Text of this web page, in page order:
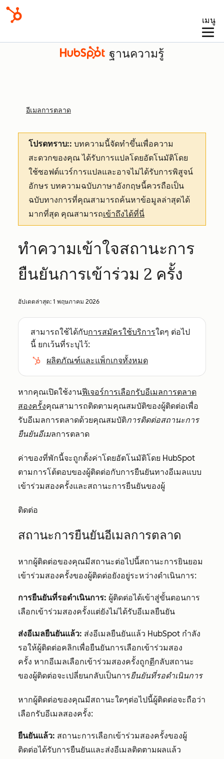
เมนู
ฐานความรู้
อีเมลการตลาด
โปรดทราบ:: บทความนี้จัดทำขึ้นเพื่อความ
สะดวกของคุณได้รับการแปลโดยอัตโนมัติโดย
ใช้ซอฟต์แวร์การแปลและอาจไม่ได้รับการพิสูจน์
อักษร บทความฉบับภาษาอังกฤษนี้ควรถือเป็น
ฉบับทางการที่คุณสามารถค้นหาข้อมูลล่าสุดได้
มากที่สุด คุณสามารถเข้าถึงได้ที่นี่
ทำความเข้าใจสถานะการ
ยืนยันการเข้าร่วม 2 ครั้ง
อัปเดตล่าสุด: 1 พฤษภาคม 2026
สามารถใช้ได้กับการสมัครใช้บริการใดๆ ต่อไป
นี้ ยกเว้นที่ระบุไว้:
ผลิตภัณฑ์และแพ็กเกจทั้งหมด
หากคุณเปิดใช้งานฟีเจอร์การเลือกรับอีเมลการตลาด
สองครั้งคุณสามารถติดตามคุณสมบัติของผู้ติดต่อเพื่อ
รับอีเมลการตลาดด้วยคุณสมบัติการติดต่อสถานะการ
ยืนยันอีเมลการตลาด
ค่าของที่พักนี้จะถูกตั้งค่าโดยอัตโนมัติโดย HubSpot
ตามการโต้ตอบของผู้ติดต่อกับการยืนยันทางอีเมลแบบ
เข้าร่วมสองครั้งและสถานะการยืนยันของผู้
ติดต่อ
สถานะการยืนยันอีเมลการตลาด
หากผู้ติดต่อของคุณมีสถานะต่อไปนี้สถานะการยินยอม
เข้าร่วมสองครั้งของผู้ติดต่อยังอยู่ระหว่างดำเนินการ:
การยืนยันที่รอดำเนินการ: ผู้ติดต่อได้เข้าสู่ขั้นตอนการ
เลือกเข้าร่วมสองครั้งแต่ยังไม่ได้รับอีเมลยืนยัน
ส่งอีเมลยืนยันแล้ว: ส่งอีเมลยืนยันแล้ว HubSpot กำลัง
รอให้ผู้ติดต่อคลิกเพื่อยืนยันการเลือกเข้าร่วมสอง
ครั้ง หากอีเมลเลือกเข้าร่วมสองครั้งถูกตีกลับสถานะ
ของผู้ติดต่อจะเปลี่ยนกลับเป็นการยืนยันที่รอดำเนินการ
หากผู้ติดต่อของคุณมีสถานะใดๆต่อไปนี้ผู้ติดต่อจะถือว่า
เลือกรับอีเมลสองครั้ง:
ยืนยันแล้ว: สถานะการเลือกเข้าร่วมสองครั้งของผู้
ติดต่อได้รับการยืนยันและส่งอีเมลติดตามผลแล้ว